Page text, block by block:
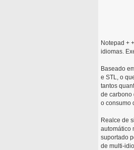
Notepad +
idiomas.
Baseado
e STL, o
tantos
de carbono
o consumo
Realce de
automático
suportado
de multi-